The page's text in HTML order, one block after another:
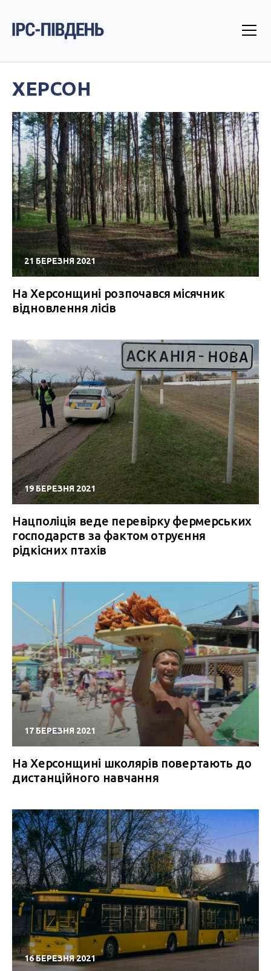
ХЕРСОН
21 БЕРЕЗНЯ 2021
На Херсонщині розпочався місячник
відновлення лісів
19 БЕРЕЗНЯ 2021
Нацполіція веде перевірку фермерських
господарств за фактом отруєння
рідкісних птахів
17 БЕРЕЗНЯ 2021
На Херсонщині школярів повертають до
дистанційного навчання
16 БЕРЕЗНЯ 2021